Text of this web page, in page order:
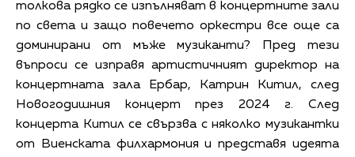
толкова рядко се изпълняват в концертните зали
по света и защо повечето оркестри все още са
доминирани от мъже музиканти? Пред тези
въпроси се изправя артистичният директор на
концертната зала Ербар, Катрин Китил, след
Новогодишния концерт през 2024 г. След
концерта Китил се свързва с няколко музикантки
от Виенската филхармония и представя идеята